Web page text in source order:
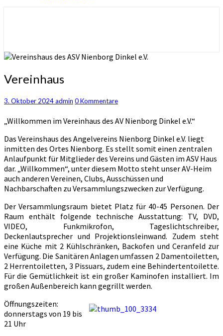
Vereinhaus
Vereinhaus
3. Oktober 2024admin Kommentare
0 Kommentare
„Willkommen im Vereinhaus des AV Nienborg Dinkel e.V.“
Das Vereinshaus des Angelvereins Nienborg Dinkel e.V. liegt
inmitten des Ortes Nienborg. Es stellt somit einen zentralen
Anlaufpunkt für Mitglieder des Vereins und Gästen im ASV Haus
dar. „Willkommen“, unter diesem Motto steht unser AV-Heim
auch anderen Vereinen, Clubs, Ausschüssen und
Nachbarschaften zu Versammlungszwecken zur Verfügung.
Der Versammlungsraum bietet Platz für 40-45 Personen. Der
Raum enthält folgende technische Ausstattung: TV, DVD,
VIDEO, Funkmikrofon, Tageslichtschreiber,
Deckenlautsprecher und Projektionsleinwand. Zudem steht
eine Küche mit 2 Kühlschränken, Backofen und Ceranfeld zur
Verfügung. Die Sanitären Anlagen umfassen 2 Damentoiletten,
2 Herrentoiletten, 3 Pissuars, zudem eine Behindertentoilette.
Für die Gemütlichkeit ist ein großer Kaminofen installiert. Im
großen Außenbereich kann gegrillt werden.
Öffnungszeiten:
donnerstags von 19 bis
21 Uhr